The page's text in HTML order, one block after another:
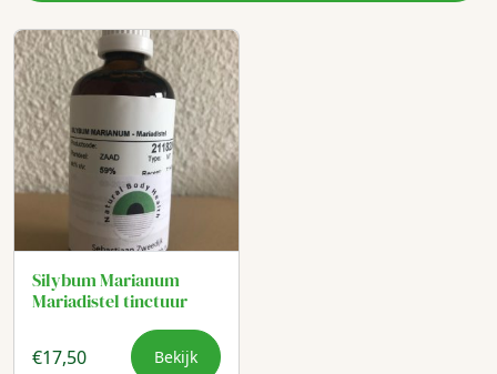
Silybum Marianum
Mariadistel tinctuur
€17,50 Bekijk